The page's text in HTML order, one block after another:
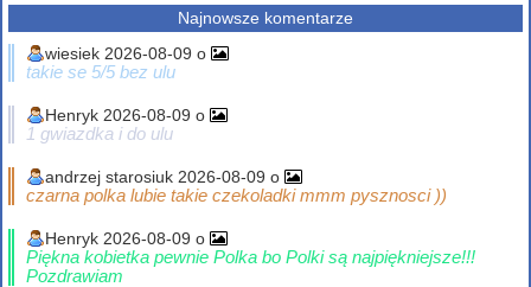
Najnowsze komentarze
wiesiek 2026-08-09 o
takie se 5/5 bez ulu
Henryk 2026-08-09 o
1 gwiazdka i do ulu
andrzej starosiuk 2026-08-09 o
czarna polka lubie takie czekoladki mmm pysznosci ))
Henryk 2026-08-09 o
Piękna kobietka pewnie Polka bo Polki są najpiękniejsze!!!
Pozdrawiam